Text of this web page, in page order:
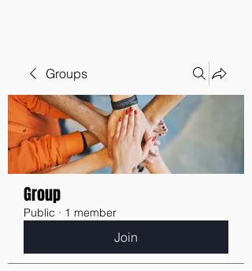
Groups
Group
Public · 1 member
Join